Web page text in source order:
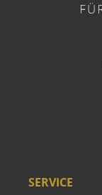
SERVICE